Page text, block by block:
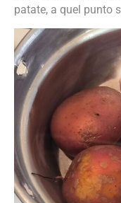
patate, a quel punto